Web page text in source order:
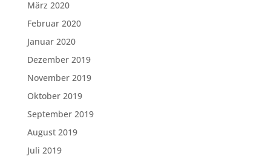
März 2020
Februar 2020
Januar 2020
Dezember 2019
November 2019
Oktober 2019
September 2019
August 2019
Juli 2019